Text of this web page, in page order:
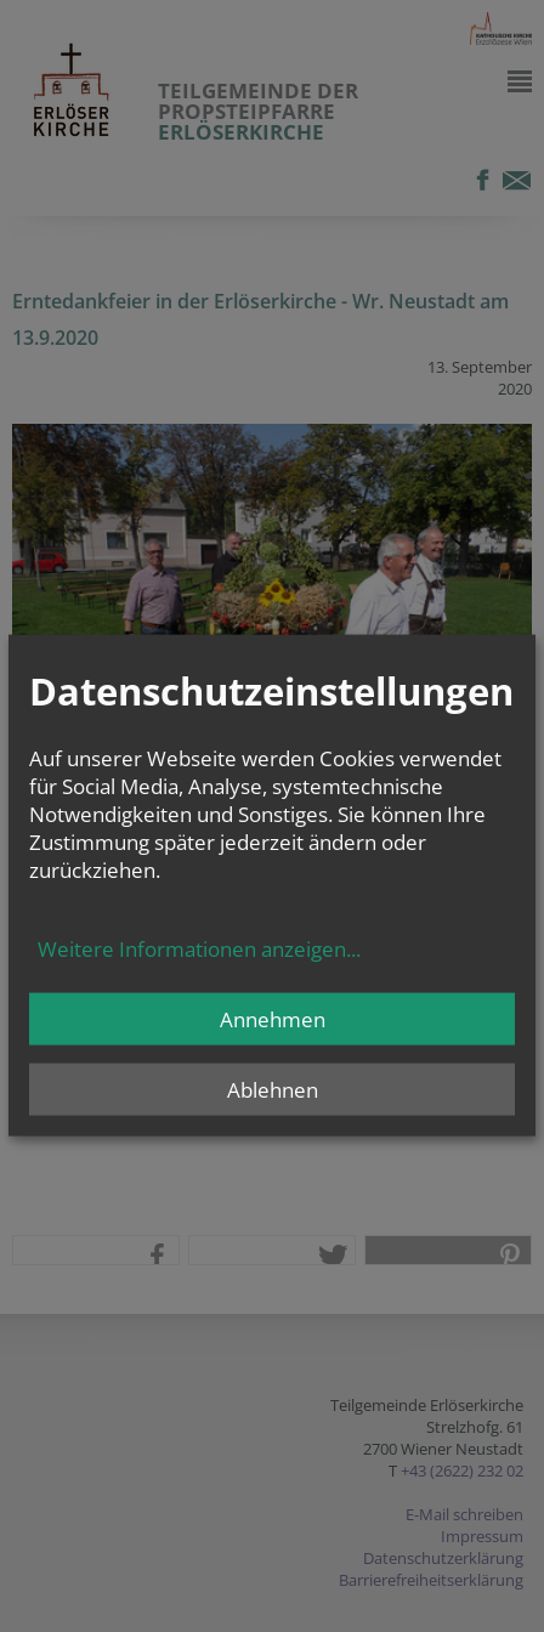
TEILGEMEINDE DER
PROPSTEIPFARRE
ERLÖSERKIRCHE
Erntedankfeier in der Erlöserkirche - Wr. Neustadt am
13.9.2020
13. September
2020
Unter dem wachsamen Auge unseres Babyelefanten „Frieda“ fand auch
dieses Jahr trotz Corona & Co. mit entsprechendem Abstand im EK-
Garten das feierliche Hochamt zum Erntedank statt.
Teilgemeinde Erlöserkirche
Strelzhofg. 61
2700 Wiener Neustadt
T +43 (2622) 232 02
E-Mail schreiben
Impressum
Datenschutzerklärung
Barrierefreiheitserklärung
Datenschutzeinstellungen
Auf unserer Webseite werden Cookies verwendet
für Social Media, Analyse, systemtechnische
Notwendigkeiten und Sonstiges. Sie können Ihre
Zustimmung später jederzeit ändern oder
zurückziehen.
Weitere Informationen anzeigen...
Ablehnen
Annehmen